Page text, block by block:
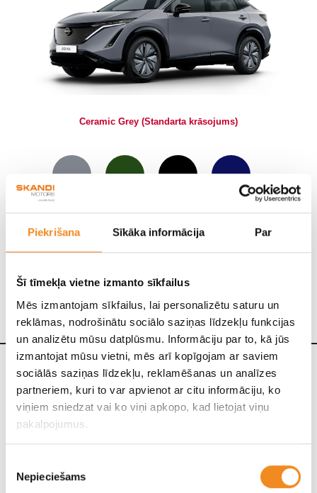
Piekrišana Sīkāka informācija Par
Šī tīmekļa vietne izmanto sīkfailus
Mēs izmantojam sīkfailus, lai personalizētu saturu un
reklāmas, nodrošinātu sociālo saziņas līdzekļu funkcijas
un analizētu mūsu datplūsmu. Informāciju par to, kā jūs
izmantojat mūsu vietni, mēs arī kopīgojam ar saviem
sociālās saziņas līdzekļu, reklamēšanas un analīzes
partneriem, kuri to var apvienot ar citu informāciju, ko
viņiem sniedzat vai ko viņi apkopo, kad lietojat viņu
pakalpojumus.
izvēle
Nepieciešams
Ceramic Grey (Standarta krāsojums)
INTERJERS